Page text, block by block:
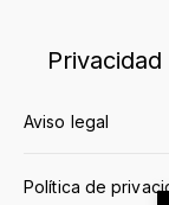
Privacidad
Aviso legal
Política de